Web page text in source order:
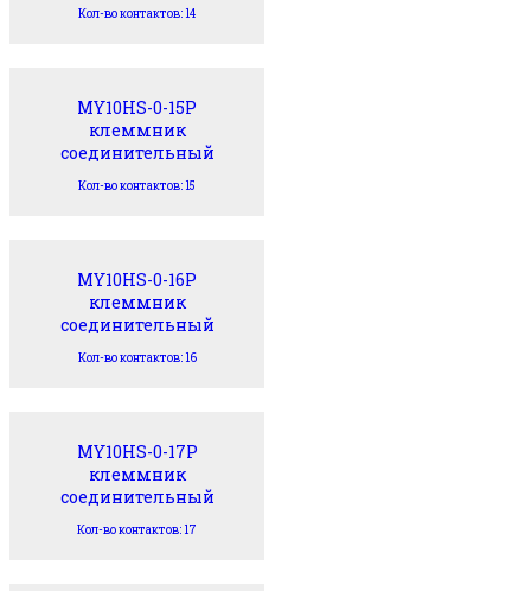
Кол-во контактов: 14
MY10HS-0-15P
клеммник
соединительный
Кол-во контактов: 15
MY10HS-0-16P
клеммник
соединительный
Кол-во контактов: 16
MY10HS-0-17P
клеммник
соединительный
Кол-во контактов: 17